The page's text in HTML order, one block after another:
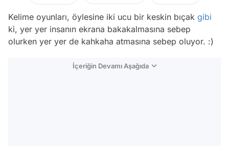
Kelime oyunları, öylesine iki ucu bir keskin bıçak gibi
ki, yer yer insanın ekrana bakakalmasına sebep
olurken yer yer de kahkaha atmasına sebep oluyor. :)
İçeriğin Devamı Aşağıda